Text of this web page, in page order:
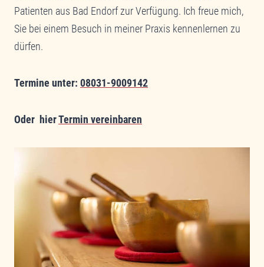
Patienten aus Bad Endorf zur Verfügung. Ich freue mich,
Sie bei einem Besuch in meiner Praxis kennenlernen zu
dürfen.
Termine unter: 08031-9009142
Oder hierTermin vereinbaren